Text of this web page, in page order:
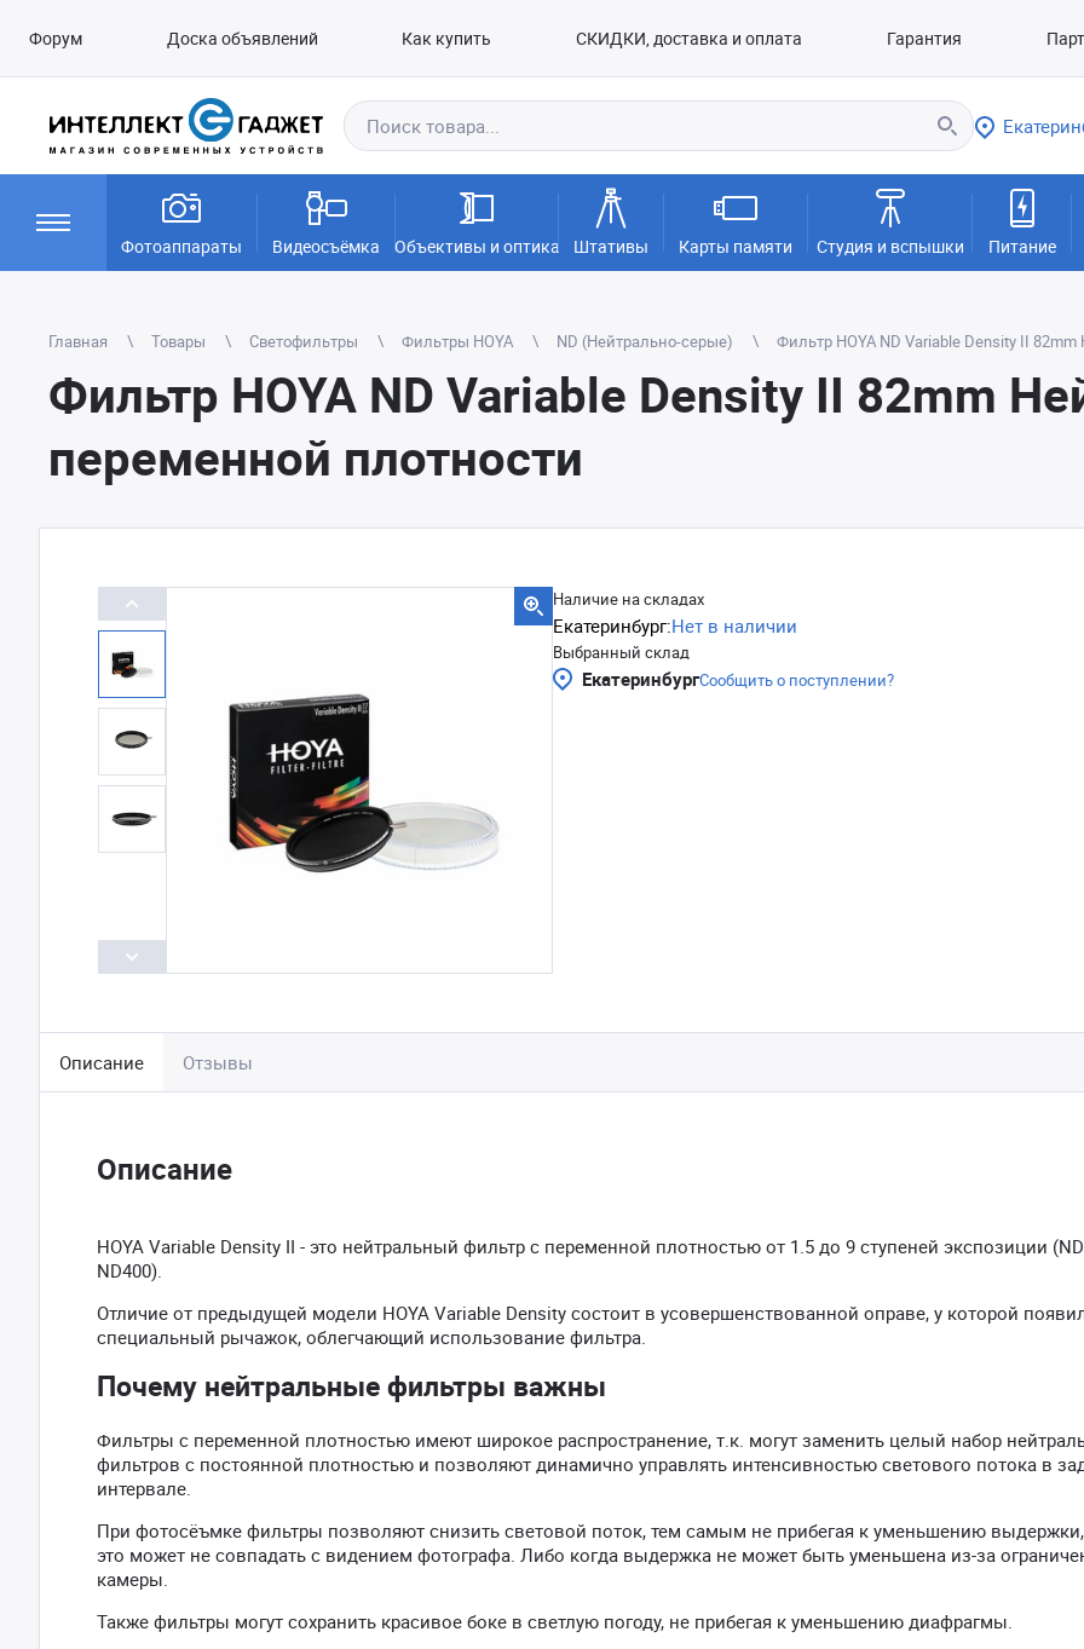
Форум Доска объявлений Как купить СКИДКИ, доставка и оплата Гарантия
Фотоаппараты Видеосъёмка Объективы и оптика Штативы Карты памяти Студия и вспышки Питание
Главная Товары Светофильтры Фильтры HOYA ND (Нейтрально-серые) Фильтр HOYA ND Variable Density II
Фильтр HOYA ND Variable Density II 82mm
переменной плотности
Наличие на складах
Екатеринбург:Нет в наличии
Выбранный склад
ЕкатеринбургСообщить о поступлении?
Описание Отзывы
Описание
HOYA Variable Density II - это нейтральный фильтр с переменной плотностью от 1.5 до 9 ступеней экспозиции
ND400).
Отличие от предыдущей модели HOYA Variable Density состоит в усовершенствованной оправе, у которой
специальный рычажок, облегчающий использование фильтра.
Почему нейтральные фильтры важны
Фильтры с переменной плотностью имеют широкое распространение, т.к. могут заменить целый набор
фильтров с постоянной плотностью и позволяют динамично управлять интенсивностью светового потока в
интервале.
При фотосёъмке фильтры позволяют снизить световой поток, тем самым не прибегая к уменьшению выдержки,
это может не совпадать с видением фотографа. Либо когда выдержка не может быть уменьшена из-за
камеры.
Также фильтры могут сохранить красивое боке в светлую погоду, не прибегая к уменьшению диафрагмы.